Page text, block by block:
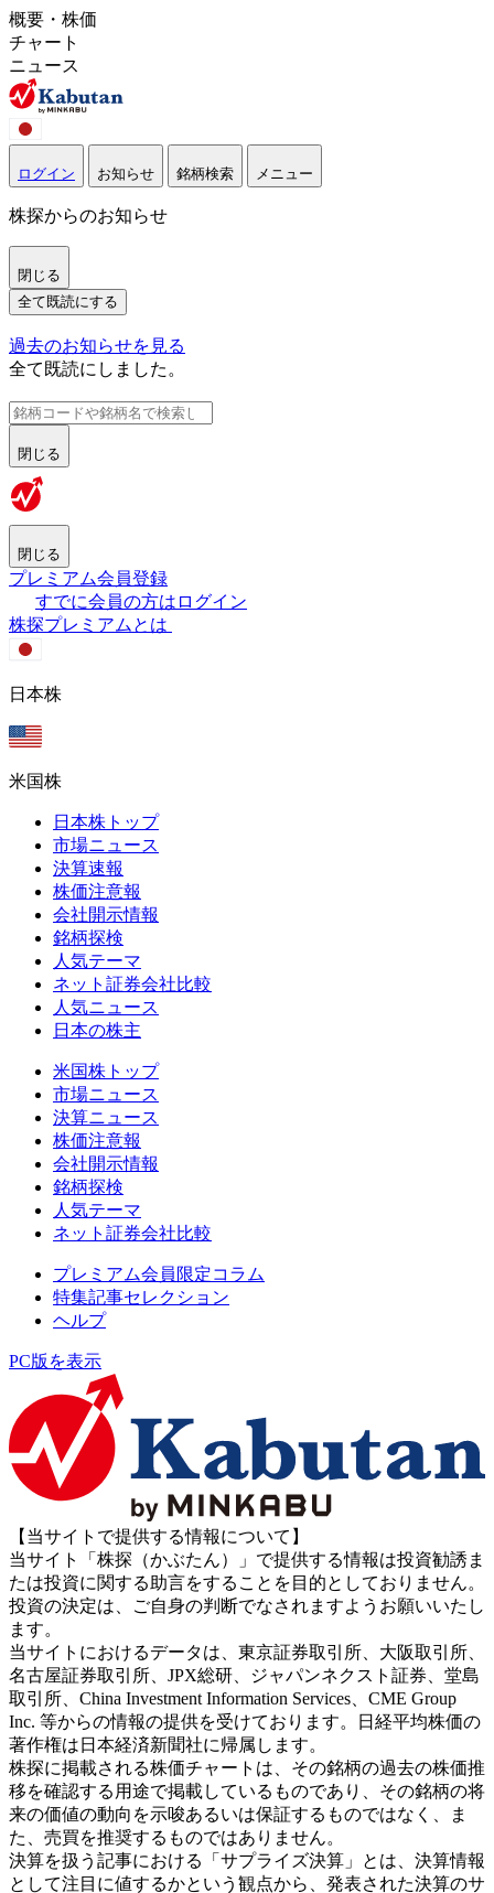
概要・株価
チャート
ニュース
ログイン お知らせ 銘柄検索 メニュー
株探からのお知らせ
閉じる
全て既読にする
過去のお知らせを見る
全て既読にしました。
閉じる
閉じる
プレミアム会員登録
すでに会員の方はログイン
株探プレミアムとは
日本株
米国株
日本株トップ
市場ニュース
決算速報
株価注意報
会社開示情報
銘柄探検
人気テーマ
ネット証券会社比較
人気ニュース
日本の株主
米国株トップ
市場ニュース
決算ニュース
株価注意報
会社開示情報
銘柄探検
人気テーマ
ネット証券会社比較
プレミアム会員限定コラム
特集記事セレクション
ヘルプ
PC版を表示
【当サイトで提供する情報について】
当サイト「株探（かぶたん）」で提供する情報は投資勧誘ま
たは投資に関する助言をすることを目的としておりません。
投資の決定は、ご自身の判断でなされますようお願いいたし
ます。
当サイトにおけるデータは、東京証券取引所、大阪取引所、
名古屋証券取引所、JPX総研、ジャパンネクスト証券、堂島
取引所、China Investment Information Services、CME Group
Inc. 等からの情報の提供を受けております。日経平均株価の
著作権は日本経済新聞社に帰属します。
株探に掲載される株価チャートは、その銘柄の過去の株価推
移を確認する用途で掲載しているものであり、その銘柄の将
来の価値の動向を示唆あるいは保証するものではなく、ま
た、売買を推奨するものではありません。
決算を扱う記事における「サプライズ決算」とは、決算情報
として注目に値するかという観点から、発表された決算のサ